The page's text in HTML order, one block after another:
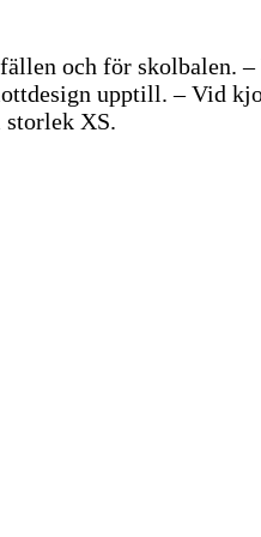
och för skolbalen. –
upptill. – Vid
storlek XS.